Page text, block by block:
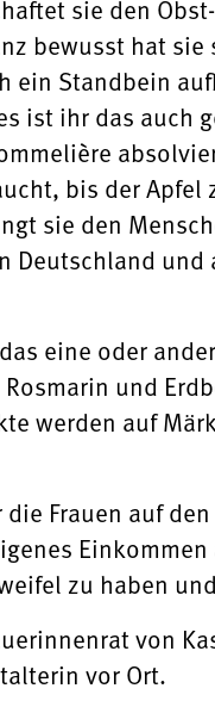
sie den
bewusst hat
Standbein
ist ihr das auch
bis der Apfel
sie den
und
eine oder
und
werden auf
Frauen auf
zu haben
von
vor Ort.